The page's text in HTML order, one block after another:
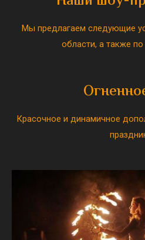
Мы предлагаем следующие
области, а также по
Красочное и динамичное